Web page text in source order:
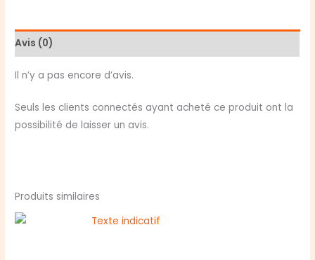
Series
NON
DEATH
Avis (0)
Il n’y a pas encore d’avis.
Seuls les clients connectés ayant acheté ce produit ont la
possibilité de laisser un avis.
Produits similaires